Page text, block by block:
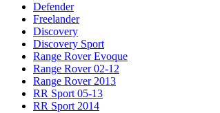
Defender
Freelander
Discovery
Discovery Sport
Range Rover Evoque
Range Rover 02-12
Range Rover 2013
RR Sport 05-13
RR Sport 2014